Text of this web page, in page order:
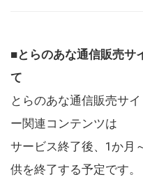
■とらのあな通信販売サ
て
とらのあな通信販売サ
ー関連コンテンツは
サービス終了後、1か月
供を終了する予定です。